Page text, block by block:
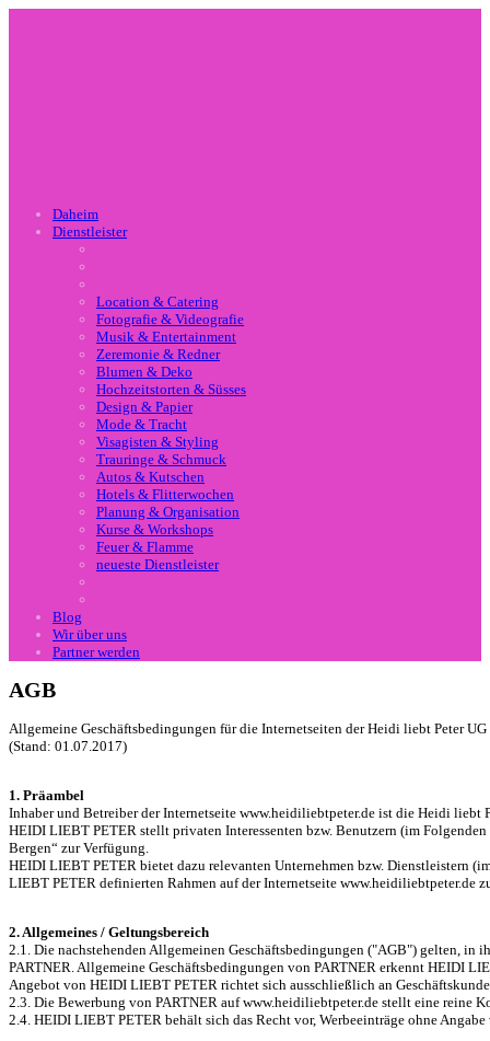
Daheim
Dienstleister
Location & Catering
Fotografie & Videografie
Musik & Entertainment
Zeremonie & Redner
Blumen & Deko
Hochzeitstorten & Süsses
Design & Papier
Mode & Tracht
Visagisten & Styling
Trauringe & Schmuck
Autos & Kutschen
Hotels & Flitterwochen
Planung & Organisation
Kurse & Workshops
Feuer & Flamme
neueste Dienstleister
Blog
Wir über uns
Partner werden
AGB
Allgemeine Geschäftsbedingungen für die Internetseiten der Heidi liebt Peter
(Stand: 01.07.2017)
1. Präambel
Inhaber und Betreiber der Internetseite www.heidiliebtpeter.de ist die Heidi
HEIDI LIEBT PETER stellt privaten Interessenten bzw. Benutzern (im
Bergen“ zur Verfügung.
HEIDI LIEBT PETER bietet dazu relevanten Unternehmen bzw. Dienstleistern
LIEBT PETER definierten Rahmen auf der Internetseite www.heidiliebtpeter.de
2. Allgemeines / Geltungsbereich
2.1. Die nachstehenden Allgemeinen Geschäftsbedingungen ("AGB") gelten, in
PARTNER. Allgemeine Geschäftsbedingungen von PARTNER erkennt HEIDI
Angebot von HEIDI LIEBT PETER richtet sich ausschließlich an
2.3. Die Bewerbung von PARTNER auf www.heidiliebtpeter.de stellt eine reine
2.4. HEIDI LIEBT PETER behält sich das Recht vor, Werbeeinträge ohne